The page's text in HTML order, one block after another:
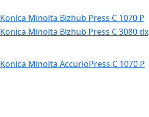
Konica Minolta Bizhub Press C 1070 P
Konica Minolta Bizhub Press C 3080 dx
Konica Minolta AccurioPress C 1070 P